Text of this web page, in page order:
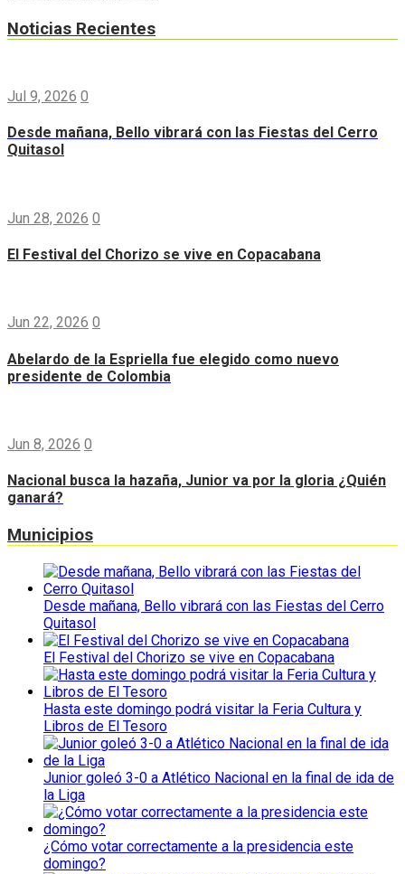
Noticias Recientes
Jul 9, 2026 0
Desde mañana, Bello vibrará con las Fiestas del Cerro
Quitasol
Jun 28, 2026 0
El Festival del Chorizo se vive en Copacabana
Jun 22, 2026 0
Abelardo de la Espriella fue elegido como nuevo
presidente de Colombia
Jun 8, 2026 0
Nacional busca la hazaña, Junior va por la gloria ¿Quién
ganará?
Municipios
Desde mañana, Bello vibrará con las Fiestas del Cerro
Quitasol
El Festival del Chorizo se vive en Copacabana
Hasta este domingo podrá visitar la Feria Cultura y
Libros de El Tesoro
Junior goleó 3-0 a Atlético Nacional en la final de ida de
la Liga
¿Cómo votar correctamente a la presidencia este
domingo?